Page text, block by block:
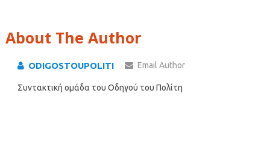
About The Author
ODIGOSTOUPOLITI Email Author
Συντακτική ομάδα του Οδηγού του Πολίτη